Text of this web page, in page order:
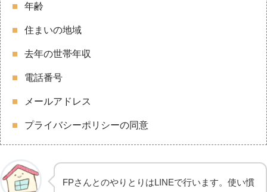
年齢
住まいの地域
去年の世帯年収
電話番号
メールアドレス
プライバシーポリシーの同意
FPさんとのやりとりはLINEで行います。使い慣